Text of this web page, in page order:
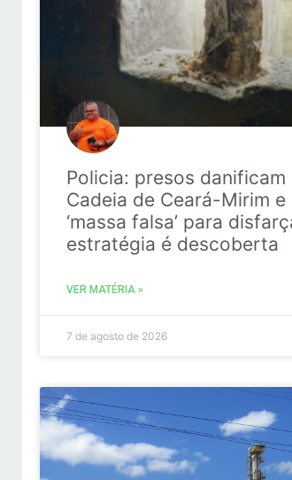
Policia: presos danificam
Cadeia de Ceará-Mirim e
‘massa falsa’ para
estratégia é descoberta
VER MATÉRIA »
7 de agosto de 2026